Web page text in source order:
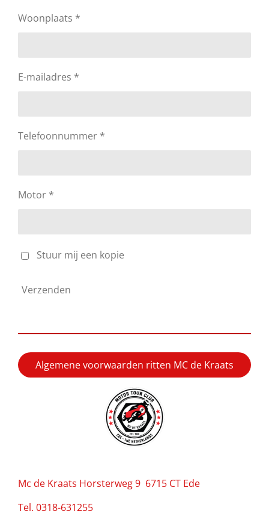
Woonplaats *
E-mailadres *
Telefoonnummer *
Motor *
Stuur mij een kopie
Verzenden
Algemene voorwaarden ritten MC de Kraats
Mc de Kraats Horsterweg 9 6715 CT Ede
Tel. 0318-631255